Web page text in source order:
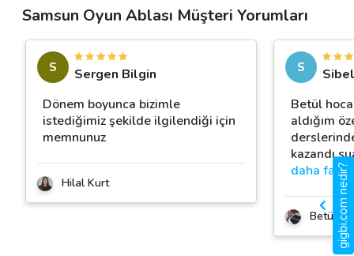
Samsun Oyun Ablası Müşteri Yorumları
S
Sergen Bilgin
Dönem boyunca bizimle
istediğimiz şekilde ilgilendiği için
memnunuz
Hilal Kurt
S
Betül
aldığım
daha fazla
Betülgigbi.com nedir?